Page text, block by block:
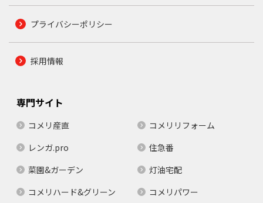
プライバシーポリシー
採用情報
専門サイト
コメリ産直
コメリリフォーム
レンガ.pro
住急番
菜園&ガーデン
灯油宅配
コメリハード&グリーン
コメリパワー